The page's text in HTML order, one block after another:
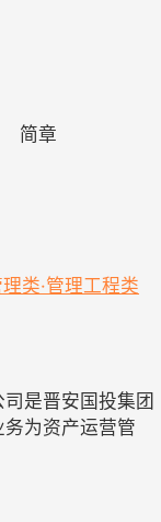
简章
类·管理工程类
是晋安国投集团
为资产运营管